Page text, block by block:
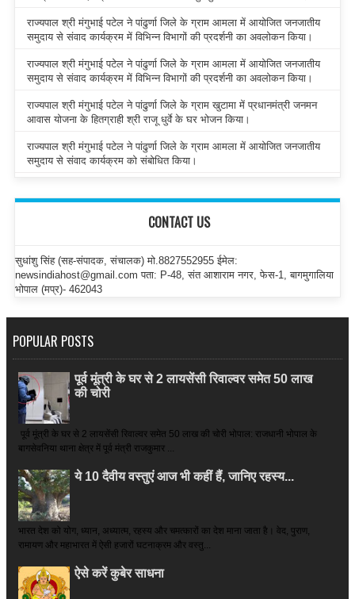
राज्यपाल श्री मंगुभाई पटेल ने पांढुर्णा जिले के ग्राम आमला में आयोजित जनजातीय
समुदाय से संवाद कार्यक्रम में विभिन्न विभागों की प्रदर्शनी का अवलोकन किया।
राज्यपाल श्री मंगुभाई पटेल ने पांढुर्णा जिले के ग्राम आमला में आयोजित जनजातीय
समुदाय से संवाद कार्यक्रम में विभिन्न विभागों की प्रदर्शनी का अवलोकन किया।
राज्यपाल श्री मंगुभाई पटेल ने पांढुर्णा जिले के ग्राम खुटामा में प्रधानमंत्री जनमन
आवास योजना के हितग्राही श्री राजू धुर्वे के घर भोजन किया।
राज्यपाल श्री मंगुभाई पटेल ने पांढुर्णा जिले के ग्राम आमला में आयोजित जनजातीय
समुदाय से संवाद कार्यक्रम को संबोधित किया।
CONTACT US
सुधांशु सिंह (सह-संपादक, संचालक) मो.8827552955 ईमेल:
newsindiahost@gmail.com पता: P-48, संत आशाराम नगर, फेस-1, बागमुगालिया
भोपाल (मप्र)- 462043
POPULAR POSTS
पूर्व मूंत्री के घर से 2 लायसेंसी रिवाल्वर समेत 50 लाख
की चोरी
पूर्व मूंत्री के घर से 2 लायसेंसी रिवाल्वर समेत 50 लाख की चोरी भोपाल: राजधानी भोपाल के
बागसेवनिया थाना क्षेत्र में पूर्व मंत्री राजकुमार ...
ये 10 दैवीय वस्तुएं आज भी कहीं हैं, जानिए रहस्य...
भारत देश को योग, ध्यान, अध्यात्म, रहस्य और चमत्कारों का देश माना जाता है। वेद, पुराण,
रामायण और महाभारत में ऐसी हजारों घटनाक्रम और वस्तु...
ऐसे करें कुबेर साधना